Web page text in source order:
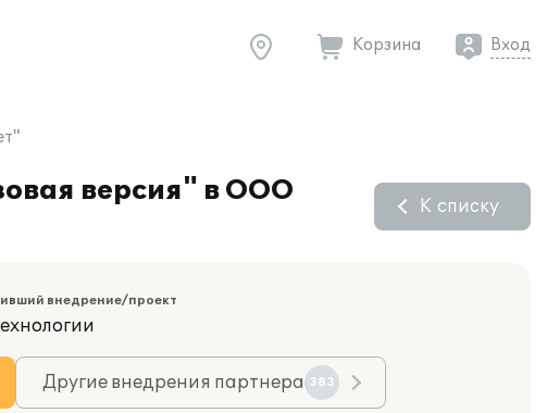
Корзина Вход
версия" в ООО
К списку
внедрение/проект
Другие внедрения партнера 383